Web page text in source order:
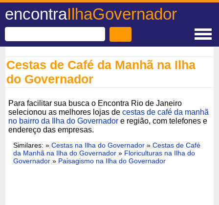
encontraIlhaGovernador
Cestas de Café da Manhã na Ilha
do Governador
Para facilitar sua busca o Encontra Rio de Janeiro
selecionou as melhores lojas decestas de café da manhã
no bairro da Ilha do Governador e região, com telefones e
endereço das empresas.
Similares: »Cestas na Ilha do Governador »Cestas de Café
da Manhã na Ilha do Governador » Floriculturas na Ilha do
Governador » Paisagismo na Ilha do Governador